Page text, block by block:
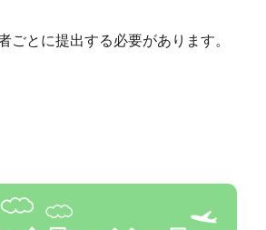
とに提出する必要があります。